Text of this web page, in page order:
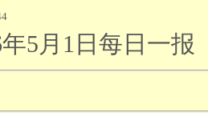
年5月1日每日一报